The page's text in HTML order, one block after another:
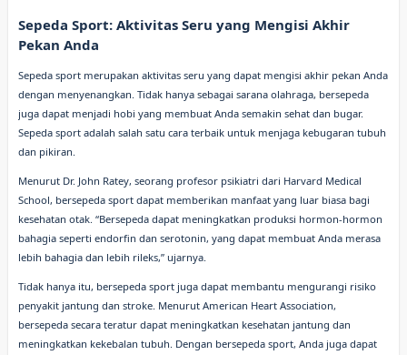
Sepeda Sport: Aktivitas Seru yang Mengisi Akhir
Pekan Anda
Sepeda sport merupakan aktivitas seru yang dapat mengisi akhir pekan Anda
dengan menyenangkan. Tidak hanya sebagai sarana olahraga, bersepeda
juga dapat menjadi hobi yang membuat Anda semakin sehat dan bugar.
Sepeda sport adalah salah satu cara terbaik untuk menjaga kebugaran tubuh
dan pikiran.
Menurut Dr. John Ratey, seorang profesor psikiatri dari Harvard Medical
School, bersepeda sport dapat memberikan manfaat yang luar biasa bagi
kesehatan otak. “Bersepeda dapat meningkatkan produksi hormon-hormon
bahagia seperti endorfin dan serotonin, yang dapat membuat Anda merasa
lebih bahagia dan lebih rileks,” ujarnya.
Tidak hanya itu, bersepeda sport juga dapat membantu mengurangi risiko
penyakit jantung dan stroke. Menurut American Heart Association,
bersepeda secara teratur dapat meningkatkan kesehatan jantung dan
meningkatkan kekebalan tubuh. Dengan bersepeda sport, Anda juga dapat